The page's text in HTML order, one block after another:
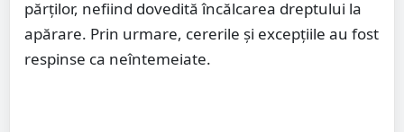
părților, nefiind dovedită încălcarea dreptului la
apărare. Prin urmare, cererile și excepțiile au fost
respinse ca neîntemeiate.